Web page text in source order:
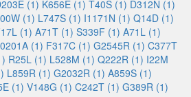
(1) K656E (1) T40S (1) D312N (1)
(1) L747S (1) I1171N (1) Q14D (1)
(1) A71T (1) S339F (1) A71L (1)
(1) F317C (1) G2545R (1) C377T
R25L (1) L528M (1) Q222R (1) I22M
L859R (1) G2032R (1) A859S (1)
(1) V148G (1) C242T (1) G389R (1)